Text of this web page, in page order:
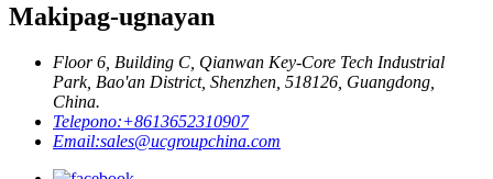
Makipag-ugnayan
Floor 6, Building C, Qianwan Key-Core Tech Industrial
Park, Bao'an District, Shenzhen, 518126, Guangdong,
China.
Telepono:+8613652310907
Email:sales@ucgroupchina.com